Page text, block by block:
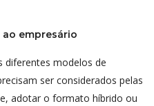
empresário
diferentes modelos de
ser considerados pelas
adotar o formato híbrido ou